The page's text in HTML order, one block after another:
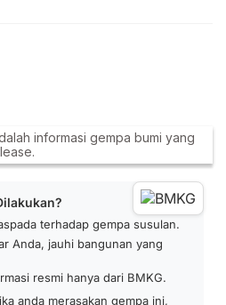
informasi gempa bumi yang